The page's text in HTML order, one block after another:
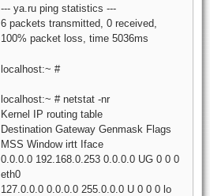
--- ya.ru ping statistics ---
6 packets transmitted, 0 received,
100% packet loss, time 5036ms
localhost:~ #
localhost:~ # netstat -nr
Kernel IP routing table
Destination Gateway Genmask Flags
MSS Window irtt Iface
0.0.0.0 192.168.0.253 0.0.0.0 UG 0 0 0
eth0
127.0.0.0 0.0.0.0 255.0.0.0 U 0 0 0 lo